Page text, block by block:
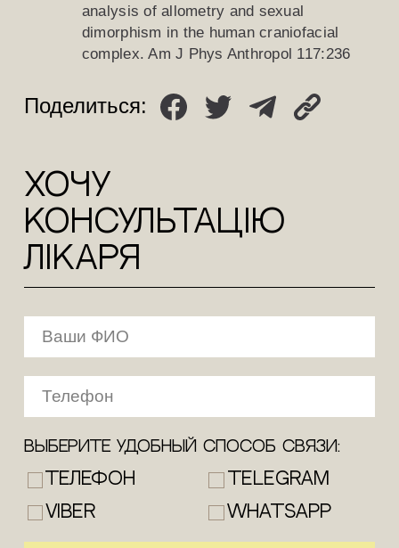
analysis of allometry and sexual
dimorphism in the human craniofacial
complex. Am J Phys Anthropol 117:236
Поделиться:
ХОЧУ
КОНСУЛЬТАЦіЮ
лікаря
Выберите удобный способ связи:
Телефон
Telegram
Viber
WhatsApp